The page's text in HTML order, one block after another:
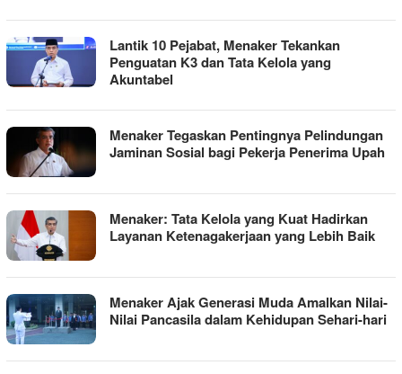
Lantik 10 Pejabat, Menaker Tekankan
Penguatan K3 dan Tata Kelola yang
Akuntabel
Menaker Tegaskan Pentingnya Pelindungan
Jaminan Sosial bagi Pekerja Penerima Upah
Menaker: Tata Kelola yang Kuat Hadirkan
Layanan Ketenagakerjaan yang Lebih Baik
Menaker Ajak Generasi Muda Amalkan Nilai-
Nilai Pancasila dalam Kehidupan Sehari-hari